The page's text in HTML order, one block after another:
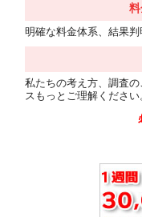
明確な料金体系、結果
私たちの考え方、調査
スもっとご理解ください